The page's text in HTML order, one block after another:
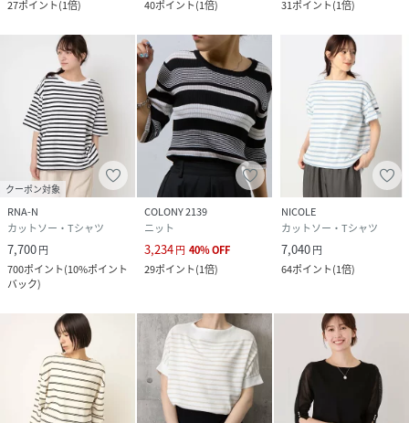
27ポイント(1倍)
40ポイント(1倍)
31ポイント(1倍)
クーポン対象
RNA-N
カットソー・Tシャツ
7,700円
700ポイント(10%ポイント
バック)
COLONY 2139
ニット
3,234円 40%OFF
29ポイント(1倍)
NICOLE
カットソー・Tシャツ
7,040円
64ポイント(1倍)